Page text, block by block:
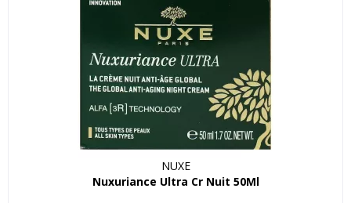
NUXE
Nuxuriance Ultra Cr Nuit 50Ml